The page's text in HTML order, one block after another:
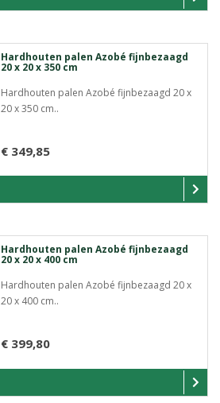
Hardhouten palen Azobé fijnbezaagd
20 x 20 x 350 cm
Hardhouten palen Azobé fijnbezaagd 20 x
20 x 350 cm..
€ 349,85
Hardhouten palen Azobé fijnbezaagd
20 x 20 x 400 cm
Hardhouten palen Azobé fijnbezaagd 20 x
20 x 400 cm..
€ 399,80